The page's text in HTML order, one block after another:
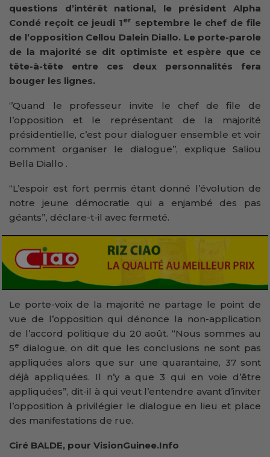
questions d’intérêt national, le président Alpha
Condé reçoit ce jeudi 1er septembre le chef de file
de l’opposition Cellou Dalein Diallo. Le porte-parole
de la majorité se dit optimiste et espère que ce
tête-à-tête entre ces deux personnalités fera
bouger les lignes.
‘’Quand le professeur invite le chef de file de
l’opposition et le représentant de la majorité
présidentielle, c’est pour dialoguer ensemble et voir
comment organiser le dialogue’’, explique Saliou
Bella Diallo .
“L’espoir est fort permis étant donné l’évolution de
notre jeune démocratie qui a enjambé des pas
géants”, déclare-t-il avec fermeté.
Le porte-voix de la majorité ne partage le point de
vue de l’opposition qui dénonce la non-application
de l’accord politique du 20 août. “Nous sommes au
5e dialogue, on dit que les conclusions ne sont pas
appliquées alors que sur une quarantaine, 37 sont
déjà appliquées. Il n’y a que 3 qui en voie d’être
appliquées”, dit-il à qui veut l’entendre avant d’inviter
l’opposition à privilégier le dialogue en lieu et place
des manifestations de rue.
Ciré BALDE, pour VisionGuinee.Info